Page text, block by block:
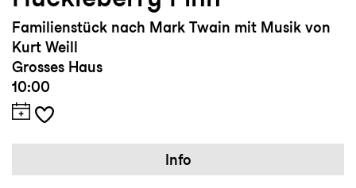
Familienstück nach Mark Twain mit Musik von
Kurt Weill
Grosses Haus
10:00
Info